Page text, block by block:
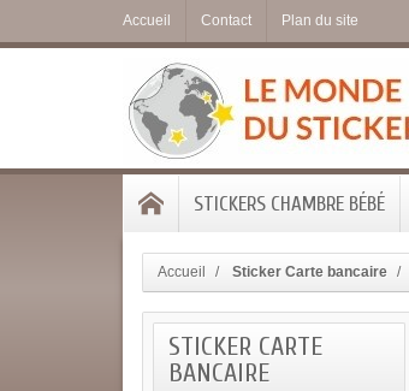
Accueil Contact Plan du site
STICKERS CHAMBRE BÉBÉ
Accueil Sticker Carte bancaire
STICKER CARTE
BANCAIRE